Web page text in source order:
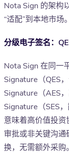
Nota Sign 的架构
“适配”到本地市场
分级电子签名：
Nota Sign 在同一
Signature（QES
Signature（AES
Signature（SES
意味着高价值投资
审批或非关键沟
换，无需额外采购。